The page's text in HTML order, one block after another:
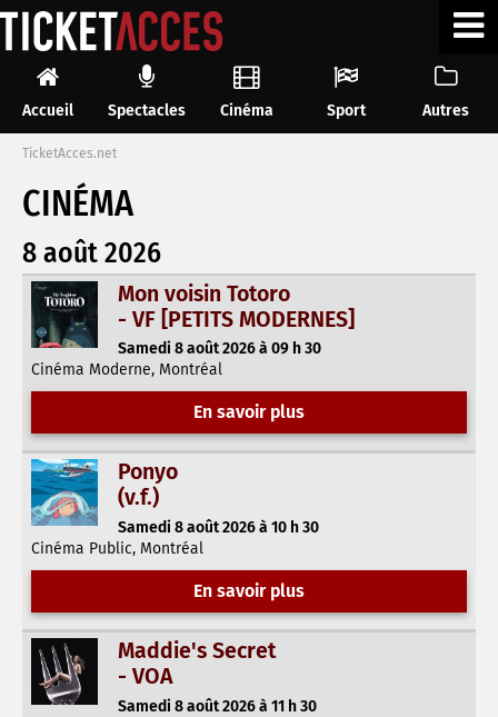
Accueil Spectacles Cinéma Sport Autres
TicketAcces.net
CINÉMA
8 août 2026
Mon voisin Totoro
- VF [PETITS MODERNES]
Samedi 8 août 2026 à 09 h 30
Cinéma Moderne, Montréal
En savoir plus
Ponyo
(v.f.)
Samedi 8 août 2026 à 10 h 30
Cinéma Public, Montréal
En savoir plus
Maddie's Secret
- VOA
Samedi 8 août 2026 à 11 h 30